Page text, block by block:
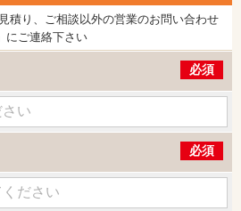
積り、ご相談以外の営業のお問い合わせ
にご連絡下さい
必須
必須